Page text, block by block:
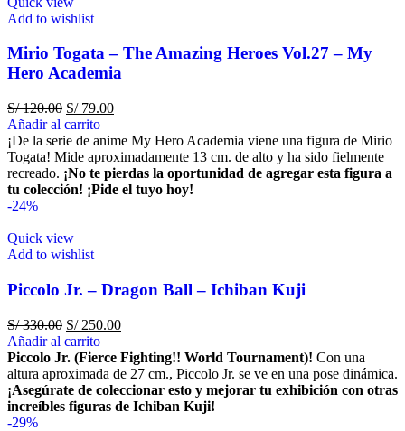
Add to wishlist
Mirio Togata – The Amazing Heroes Vol.27 – My
Hero Academia
S/120.00 S/79.00
Añadir al carrito
¡De la serie de anime My Hero Academia viene una figura de Mirio
Togata! Mide aproximadamente 13 cm. de alto y ha sido fielmente
recreado. ¡No te pierdas la oportunidad de agregar esta figura a
tu colección! ¡Pide el tuyo hoy!
-24%
Quick view
Add to wishlist
Piccolo Jr. – Dragon Ball – Ichiban Kuji
S/330.00 S/250.00
Añadir al carrito
Piccolo Jr. (Fierce Fighting!! World Tournament)! Con una
altura aproximada de 27 cm., Piccolo Jr. se ve en una pose dinámica.
¡Asegúrate de coleccionar esto y mejorar tu exhibición con otras
increíbles figuras de Ichiban Kuji!
-29%